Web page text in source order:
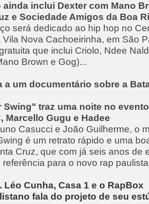
ainda inclui Dexter com Mano
e Sociedade Amigos da Boa
será dedicado ao hip hop no
Nova Cachoeirinha, em São
que inclui Criolo, Ndee
Brown e Gog)...
a um documentário sobre a
Swing" traz uma noite no
Marcello Gugu e Hadee
Casucci e João Guilherme, o
é um retrato rápido e uma
Cruz, que com já seis anos de
para o novo rap
Léo Cunha, Casa 1 e o RapBox
fala do projeto de seu